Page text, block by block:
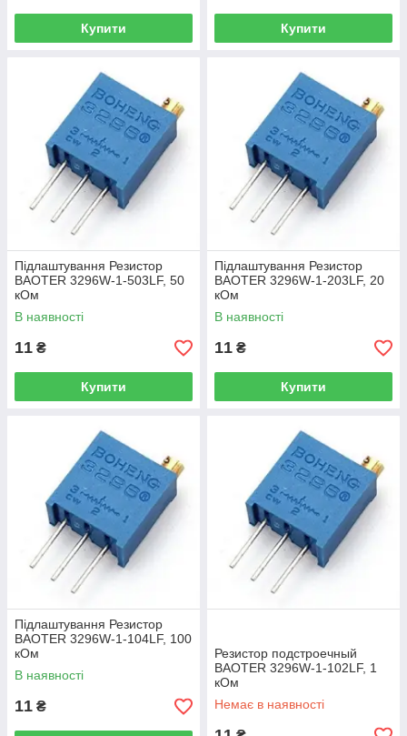
Купити Купити
Підлаштування Резистор
BAOTER 3296W-1-503LF, 50
кОм
В наявності
11 ₴
Купити
Підлаштування Резистор
BAOTER 3296W-1-203LF, 20
кОм
В наявності
11 ₴
Купити
Підлаштування Резистор
BAOTER 3296W-1-104LF, 100
кОм
В наявності
11 ₴
Резистор подстроечный
BAOTER 3296W-1-102LF, 1
кОм
Немає в наявності